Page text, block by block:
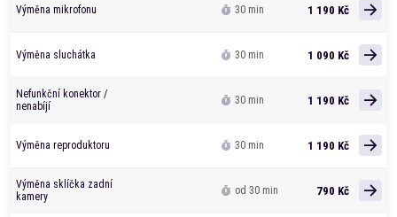
Výměna mikrofonu 30 min 1 190 Kč
Výměna sluchátka 30 min 1 090 Kč
Nefunkční konektor /
nenabíjí
30 min 1 190 Kč
Výměna reproduktoru 30 min 1 190 Kč
Výměna sklíčka zadní
kamery
od 30 min 790 Kč